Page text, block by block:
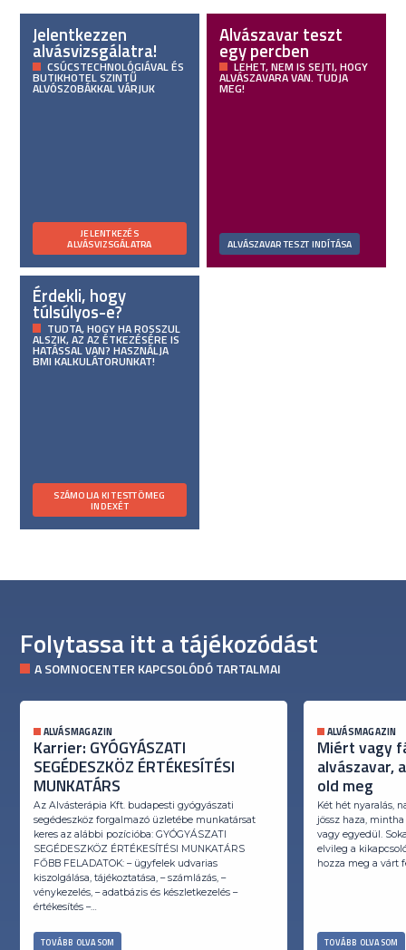
Jelentkezzen
alvásvizsgálatra!
CSÚCSTECHNOLÓGIÁVAL ÉS
BUTIKHOTEL SZINTŰ
ALVÓSZOBÁKKAL VÁRJUK
JELENTKEZÉS
ALVÁSVIZSGÁLATRA
Alvászavar teszt
egy percben
LEHET, NEM IS SEJTI, HOGY
ALVÁSZAVARA VAN. TUDJA
MEG!
ALVÁSZAVAR TESZT INDÍTÁSA
Érdekli, hogy
túlsúlyos-e?
TUDTA, HOGY HA ROSSZUL
ALSZIK, AZ AZ ÉTKEZÉSÉRE IS
HATÁSSAL VAN? HASZNÁLJA
BMI KALKULÁTORUNKAT!
SZÁMOLJA KI TESTTÖMEG
INDEXÉT
Folytassa itt a tájékozódást
A SOMNOCENTER KAPCSOLÓDÓ TARTALMAI
ALVÁSMAGAZIN
Karrier: GYÓGYÁSZATI
SEGÉDESZKÖZ ÉRTÉKESÍTÉSI
MUNKATÁRS
Az Alvásterápia Kft. budapesti gyógyászati
segédeszköz forgalmazó üzletébe munkatársat
keres az alábbi pozícióba: GYÓGYÁSZATI
SEGÉDESZKÖZ ÉRTÉKESÍTÉSI MUNKATÁRS
FŐBB FELADATOK: – ügyfelek udvarias
kiszolgálása, tájékoztatása, – számlázás, –
vénykezelés, – adatbázis és készletkezelés –
értékesítés –…
TOVÁBB OLVASOM
ALVÁSMAGAZIN
Miért vagy
alvászavar,
old meg
Két hét nyaralás,
jössz haza,
vagy egyedül.
elvileg a
hozza meg a várt
TOVÁBB OLVASOM